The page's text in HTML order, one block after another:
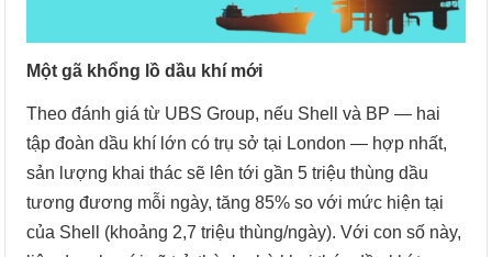
Một gã khổng lồ dầu khí mới
Theo đánh giá từ UBS Group, nếu Shell và BP — hai
tập đoàn dầu khí lớn có trụ sở tại London — hợp nhất,
sản lượng khai thác sẽ lên tới gần 5 triệu thùng dầu
tương đương mỗi ngày, tăng 85% so với mức hiện tại
của Shell (khoảng 2,7 triệu thùng/ngày). Với con số này,